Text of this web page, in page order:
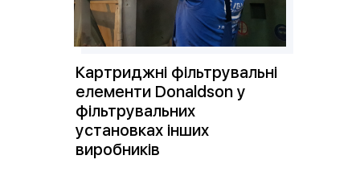
Картриджні фільтрувальні
елементи Donaldson у
фільтрувальних
установках інших
виробників